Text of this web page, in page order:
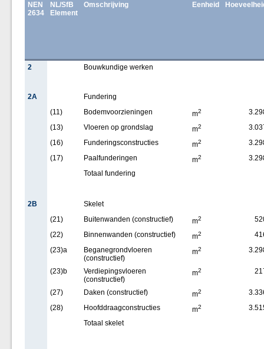
NEN
2634
NL/SfB
Element
Omschrijving Eenheid
2 Bouwkundige werken
2A
Fundering
(11)
Bodemvoorzieningen m2
(13)
Vloeren op grondslag m2
(16)
Funderingsconstructies m2
(17)
Paalfunderingen m2
Totaal fundering
2B
Skelet
(21)
Buitenwanden (constructief) m2
(22)
Binnenwanden (constructief) m2
(23)a
Beganegrondvloeren
(constructief)
m2
(23)b
Verdiepingsvloeren
(constructief)
m2
(27) Daken (constructief) m2
(28)
Hoofddraagconstructies m2
Totaal skelet